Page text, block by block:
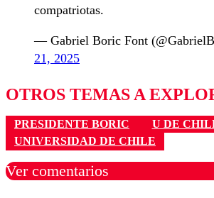
compatriotas.
— Gabriel Boric Font
21, 2025
OTROS TEMAS A
PRESIDENTE BORIC
U DE
UNIVERSIDAD DE CHILE
Ver comentarios